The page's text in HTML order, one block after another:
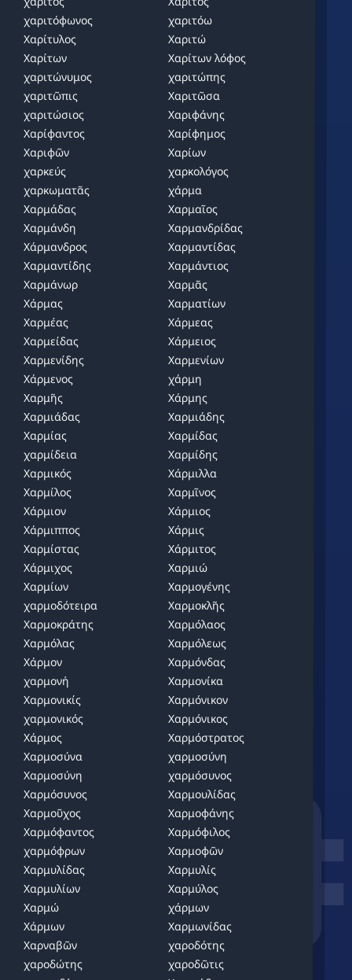
χαριτόφωνος
χαριτόω
Χαρίτυλος
Χαριτώ
Χαρίτων
Χαρίτων λόφος
χαριτώνυμος
χαριτώπης
χαριτῶπις
Χαριτῶσα
χαριτώσιος
Χαριφάνης
Χαρίφαντος
Χαρίφημος
Χαριφῶν
Χαρίων
χαρκεύς
χαρκολόγος
χαρκωματᾶς
χάρμα
Χαρμάδας
Χαρμαῖος
Χαρμάνδη
Χαρμανδρίδας
Χάρμανδρος
Χαρμαντίδας
Χαρμαντίδης
Χαρμάντιος
Χαρμάνωρ
Χαρμᾶς
Χάρμας
Χαρματίων
Χαρμέας
Χάρμεας
Χαρμείδας
Χάρμειος
Χαρμενίδης
Χαρμενίων
Χάρμενος
χάρμη
Χαρμῆς
Χάρμης
Χαρμιάδας
Χαρμιάδης
Χαρμίας
Χαρμίδας
χαρμίδεια
Χαρμίδης
Χαρμικός
Χάρμιλλα
Χαρμίλος
Χαρμῖνος
Χάρμιον
Χάρμιος
Χάρμιππος
Χάρμις
Χαρμίστας
Χάρμιτος
Χάρμιχος
Χαρμιώ
Χαρμίων
Χαρμογένης
χαρμοδότειρα
Χαρμοκλῆς
Χαρμοκράτης
Χαρμόλαος
Χαρμόλας
Χαρμόλεως
Χάρμον
Χαρμόνδας
χαρμονή
Χαρμονίκα
Χαρμονικίς
Χαρμόνικον
χαρμονικός
Χαρμόνικος
Χάρμος
Χαρμόστρατος
Χαρμοσύνα
χαρμοσύνη
Χαρμοσύνη
χαρμόσυνος
Χαρμόσυνος
Χαρμουλίδας
Χαρμοῦχος
Χαρμοφάνης
Χαρμόφαντος
Χαρμόφιλος
χαρμόφρων
Χαρμοφῶν
Χαρμυλίδας
Χαρμυλίς
Χαρμυλίων
Χαρμύλος
Χαρμώ
χάρμων
Χάρμων
Χαρμωνίδας
Χαρναβῶν
χαροδότης
χαροδώτης
χαροδῶτις